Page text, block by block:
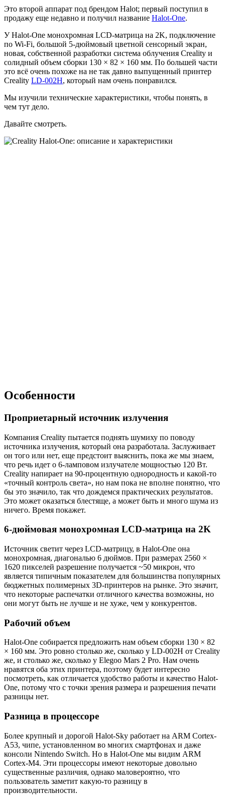
Это второй аппарат под брендом Halot; первый поступил в
продажу еще недавно и получил название Halot-One.
У Halot-One монохромная LCD-матрица на 2K, подключение
по Wi-Fi, большой 5-дюймовый цветной сенсорный экран,
новая, собственной разработки система облучения Creality и
солидный объем сборки 130 × 82 × 160 мм. По большей части
это всё очень похоже на не так давно выпущенный принтер
Creality LD-002H, который нам очень понравился.
Мы изучили технические характеристики, чтобы понять, в
чем тут дело.
Давайте смотреть.
Особенности
Проприетарный источник излучения
Компания Creality пытается поднять шумиху по поводу
источника излучения, который она разработала. Заслуживает
он того или нет, еще предстоит выяснить, пока же мы знаем,
что речь идет о 6-ламповом излучателе мощностью 120 Вт.
Creality напирает на 90-процентную однородность и какой-то
«точный контроль света», но нам пока не вполне понятно, что
бы это значило, так что дождемся практических результатов.
Это может оказаться блестяще, а может быть и много шума из
ничего. Время покажет.
6-дюймовая монохромная LCD-матрица на 2K
Источник светит через LCD-матрицу, в Halot-One она
монохромная, диагональю 6 дюймов. При размерах 2560 ×
1620 пикселей разрешение получается ~50 микрон, что
является типичным показателем для большинства популярных
бюджетных полимерных 3D-принтеров на рынке. Это значит,
что некоторые распечатки отличного качества возможны, но
они могут быть не лучше и не хуже, чем у конкурентов.
Рабочий объем
Halot-One собирается предложить нам объем сборки 130 × 82
× 160 мм. Это ровно столько же, сколько у LD-002H от Creality
же, и столько же, сколько у Elegoo Mars 2 Pro. Нам очень
нравятся оба этих принтера, поэтому будет интересно
посмотреть, как отличается удобство работы и качество Halot-
One, потому что с точки зрения размера и разрешения печати
разницы нет.
Разница в процессоре
Более крупный и дорогой Halot-Sky работает на ARM Cortex-
A53, чипе, установленном во многих смартфонах и даже
консоли Nintendo Switch. Но в Halot-One мы видим ARM
Cortex-M4. Эти процессоры имеют некоторые довольно
существенные различия, однако маловероятно, что
пользователь заметит какую-то разницу в
производительности.